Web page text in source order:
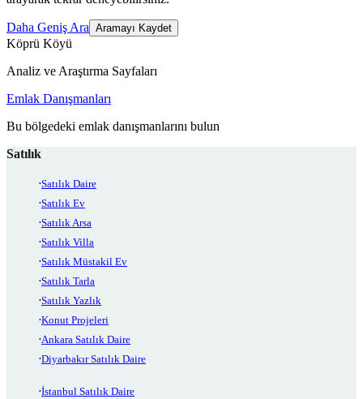
Daha Geniş Ara Aramayı Kaydet
Köprü Köyü
Analiz ve Araştırma Sayfaları
Emlak Danışmanları
Bu bölgedeki emlak danışmanlarını bulun
Satılık
Satılık Daire
Satılık Ev
Satılık Arsa
Satılık Villa
Satılık Müstakil Ev
Satılık Tarla
Satılık Yazlık
Konut Projeleri
Ankara Satılık Daire
Diyarbakır Satılık Daire
İstanbul Satılık Daire